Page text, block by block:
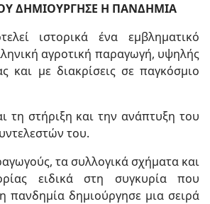
ΔΗΜΙΟΥΡΓΗΣΕ Η ΠΑΝΔΗΜΙΑ
ιστορικά ένα εμβληματικό
αγροτική παραγωγή, υψηλής
και με διακρίσεις σε παγκόσμιο
τη στήριξη και την ανάπτυξη του
του.
τα συλλογικά σχήματα και
ειδικά στη συγκυρία που
πανδημία δημιούργησε μια σειρά